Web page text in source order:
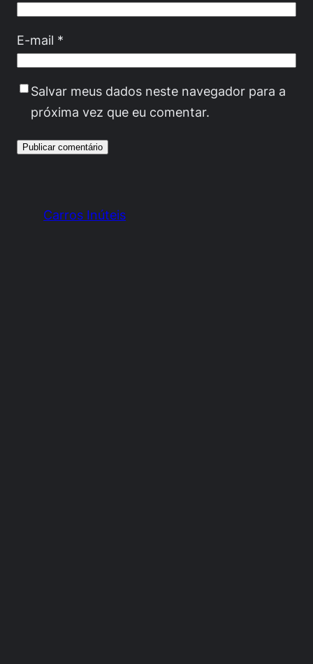
E-mail *
Salvar meus dados neste navegador para a
próxima vez que eu comentar.
Carros Inúteis